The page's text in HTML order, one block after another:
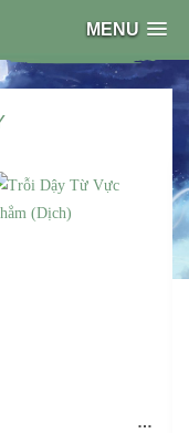
MENU
TRỖI DẬY TỪ VỰC THẲM (DỊCH)